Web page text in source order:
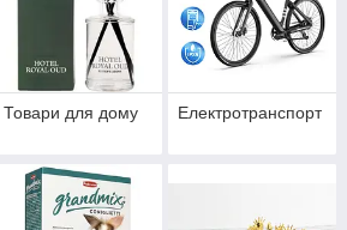
Товари для дому Електротранспорт